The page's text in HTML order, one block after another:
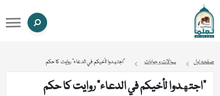
صفحہ اول سوالات و جوابات “اجتهدوا لأخيكم في الدعاء” روایت کا حکم
“اجتهدوا لأخيكم في الدعاء” روایت کا حکم